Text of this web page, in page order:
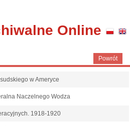
Online
Powrót
w Ameryce
Naczelnego Wodza
1918-1920